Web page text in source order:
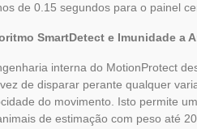
de 0.15 segundos para o painel
SmartDetect e Imunidade a
interna do MotionProtect
de disparar perante qualquer
do movimento. Isto permite
de estimação com peso até